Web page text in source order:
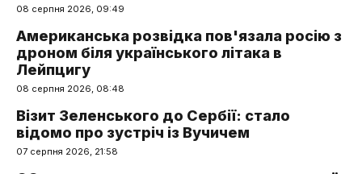
08 серпня 2026, 09:49
Американська розвідка пов'язала росію з
дроном біля українського літака в
Лейпцигу
08 серпня 2026, 08:48
Візит Зеленського до Сербії: стало
відомо про зустріч із Вучичем
07 серпня 2026, 21:58